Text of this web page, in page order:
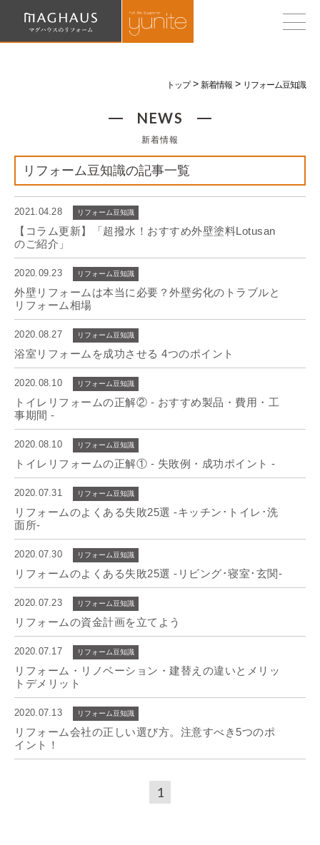
トップ 新着情報 リフォーム豆知識
NEWS
新着情報
リフォーム豆知識の記事一覧
2021.04.28 リフォーム豆知識
【コラム更新】「超撥水！おすすめ外壁塗料Lotusan
のご紹介」
2020.09.23 リフォーム豆知識
外壁リフォームは本当に必要？外壁劣化のトラブルと
リフォーム相場
2020.08.27 リフォーム豆知識
浴室リフォームを成功させる 4つのポイント
2020.08.10 リフォーム豆知識
トイレリフォームの正解② - おすすめ製品・費用・工
事期間 -
2020.08.10 リフォーム豆知識
トイレリフォームの正解① - 失敗例・成功ポイント -
2020.07.31 リフォーム豆知識
リフォームのよくある失敗25選 -キッチン･トイレ･洗
面所-
2020.07.30 リフォーム豆知識
リフォームのよくある失敗25選 -リビング･寝室･玄関-
2020.07.23 リフォーム豆知識
リフォームの資金計画を立てよう
2020.07.17 リフォーム豆知識
リフォーム・リノベーション・建替えの違いとメリッ
トデメリット
2020.07.13 リフォーム豆知識
リフォーム会社の正しい選び方。注意すべき5つのポ
イント！
1